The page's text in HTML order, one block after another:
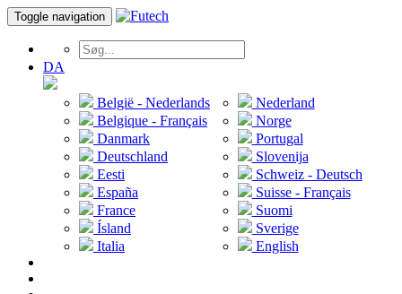
Toggle navigation
DA
België - Nederlands
Belgique - Français
Danmark
Deutschland
Eesti
España
France
Ísland
Italia
Nederland
Norge
Portugal
Slovenija
Schweiz - Deutsch
Suisse - Français
Suomi
Sverige
English